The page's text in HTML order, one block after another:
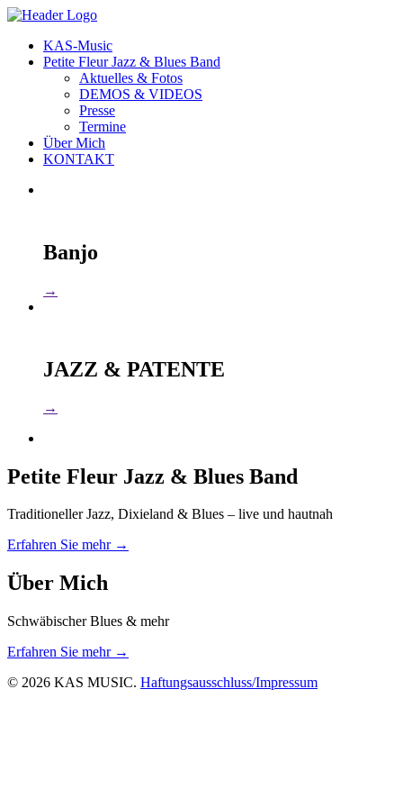
KAS-Music
Petite Fleur Jazz & Blues Band
Aktuelles & Fotos
DEMOS & VIDEOS
Presse
Termine
Über Mich
KONTAKT
Banjo
→
JAZZ & PATENTE
→
Petite Fleur Jazz & Blues Band
Traditioneller Jazz, Dixieland & Blues – live und hautnah
Erfahren Sie mehr →
Über Mich
Schwäbischer Blues & mehr
Erfahren Sie mehr →
© 2026 KAS MUSIC. Haftungsausschluss/Impressum